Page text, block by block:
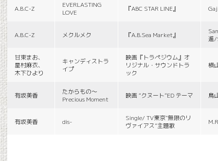
A.B.C-Z
EVERLASTING
LOVE
『ABC STAR LINE』
A.B.C-Z メクルメク 『A.B.Sea Market』
進/
甘束まお、
星村麻衣、
木下ひより
キャンディストラ
イプ
映画『トラペジウム』オ
リジナル・サウンドトラ
ック
横
有坂美香
たからもの〜
Precious Moment
映画 “クヌート”ED テーマ 鳥
有坂美香 dis-
Single/ TV東京“無限のリ
ヴァイアス”主題歌